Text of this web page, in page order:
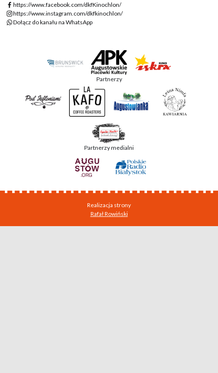
https://www.facebook.com/dkfKinochlon/
https://www.instagram.com/dkfkinochlon/
Dołącz do kanału na WhatsApp
Partnerzy
Partnerzy medialni
Realizacja strony
Rafał Rowiński